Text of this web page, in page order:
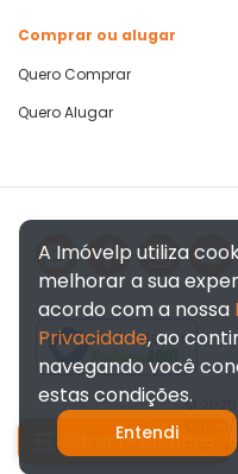
Filtrar resultados
Comprar ou alugar
Quero Comprar
Quero Alugar
Verificada por
© 2026
A Imóvelp utiliza
melhorar a sua
acordo com a nossa
Privacidade, ao
navegando você
estas condições.
Entendi